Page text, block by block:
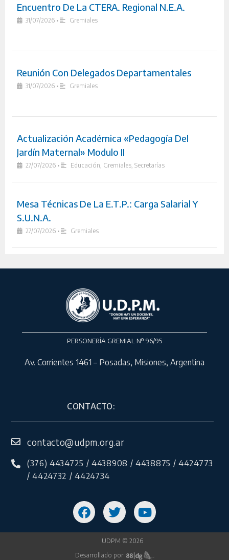
Encuentro De La CTERA. Regional N.E.A.
31/07/2026 • Gremiales
Reunión Con Delegados Departamentales
31/07/2026 • Gremiales
Actualización Académica «Pedagogía Del
Jardín Maternal» Modulo II
27/07/2026 • Educación Gremiales, Secretarías
Mesa Técnicas De La E.T.P.: Carga Salarial Y
S.U.N.A.
27/07/2026 • Gremiales
PERSONERÍA GREMIAL Nº 96/95
Av. Corrientes 1461 – Posadas, Misiones, Argentina
CONTACTO:
contacto@udpm.org.ar
(376) 4434725 / 4438908 / 4438875 / 4424773
/ 4424732 / 4424734
UDPM © 2026
Desarrollado por